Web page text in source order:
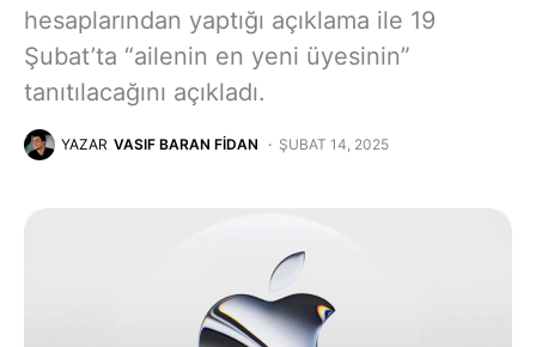
hesaplarından yaptığı açıklama ile 19
Şubat’ta “ailenin en yeni üyesinin”
tanıtılacağını açıkladı.
YAZAR VASIF BARAN FIDAN ŞUBAT 14, 2025